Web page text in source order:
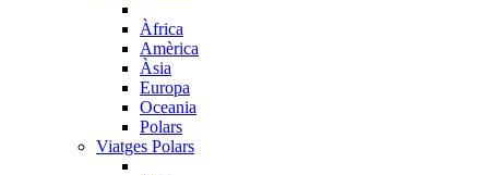
Àfrica
Amèrica
Àsia
Europa
Oceania
Polars
Viatges Polars